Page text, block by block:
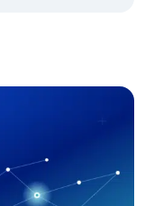
der
mehr als 20
mit
Innovation und
hebt Teresa den